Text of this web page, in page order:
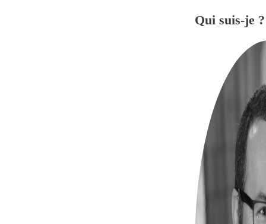
Qui suis-je ?